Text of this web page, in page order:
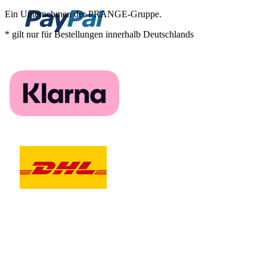
Ein Unternehmen der PRANGE-Gruppe.
* gilt nur für Bestellungen innerhalb Deutschlands